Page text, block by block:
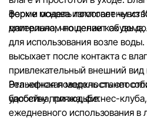
форме модель помогает
длительном ношении как дома,
Верх и основа изготовлены из
материала, что делает обувь
для использования возле
высыхает после контакта с
привлекательный внешний вид
Рельефная поверхность
удобству при ходьбе.
Эта женская модель станет
бассейна, пляжа, фитнес-
ежедневного использования в